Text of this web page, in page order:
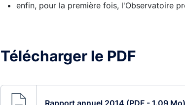
enfin, pour la première fois, l'Observatoire
Télécharger le PDF
Rapport annuel 2014 (PDF - 1.09 Mo)